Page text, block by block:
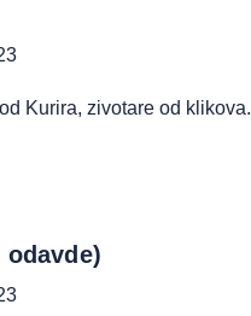
Kurira, zivotare od klikova.